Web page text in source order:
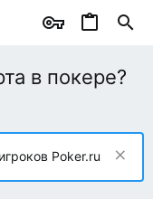
в покере?
Poker.ru